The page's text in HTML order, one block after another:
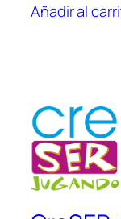
Añadir al